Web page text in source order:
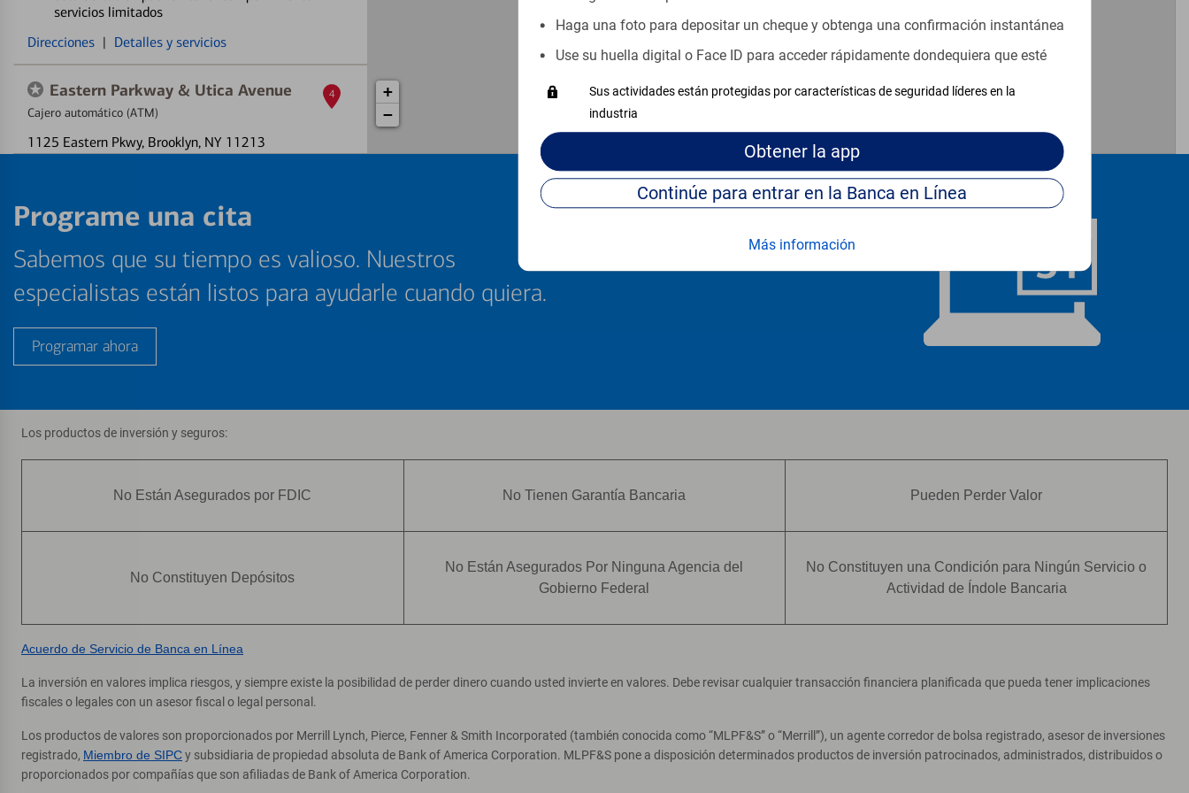
Haga una foto para depositar un cheque y obtenga una confirmación instantánea
Use su huella digital o Face ID para acceder rápidamente dondequiera que esté
Sus actividades están protegidas por características de seguridad líderes en la
industria
Obtener la app
Continúe para entrar en la Banca en Línea
Más información
servicios limitados
Direcciones | Detalles y servicios
Eastern Parkway & Utica Avenue
Cajero automático (ATM)
1125 Eastern Pkwy, Brooklyn, NY 11213
Detalles y servicios
4
15 Newkirk Place
Cajero automático (ATM)
15 Newkirk Pl, Brooklyn, NY 11226
Direcciones | Detalles y servicios
5
Mapleton
Detalles y servicios
76 Court St
Centros financieros y cajero automático (ATM)
76 Court St STE 1, Brooklyn, NY 11201
Direcciones | Detalles y servicios
Cropsey Avenue
Cajero automático (ATM)
9
9
33
+
−
Programe una cita
Sabemos que su tiempo es valioso. Nuestros
especialistas están listos para ayudarle cuando quiera.
Programar ahora
Los productos de inversión y seguros:
No Están Asegurados por FDIC No Tienen Garantía Bancaria Pueden Perder Valor
No Constituyen Depósitos
No Están Asegurados Por Ninguna Agencia del
Gobierno Federal
No Constituyen una Condición para Ningún Servicio o
Actividad de Índole Bancaria
Acuerdo de Servicio de Banca en Línea
La inversión en valores implica riesgos, y siempre existe la posibilidad de perder dinero cuando usted invierte en valores. Debe revisar cualquier transacción financiera planificada que pueda tener implicaciones
fiscales o legales con un asesor fiscal o legal personal.
Los productos de valores son proporcionados por Merrill Lynch, Pierce, Fenner & Smith Incorporated (también conocida como “MLPF&S” o “Merrill”), un agente corredor de bolsa registrado, asesor de inversiones
registrado, Miembro de SIPCy subsidiaria de propiedad absoluta de Bank of America Corporation. MLPF&S pone a disposición determinados productos de inversión patrocinados, administrados, distribuidos o
proporcionados por compañías que son afiliadas de Bank of America Corporation.